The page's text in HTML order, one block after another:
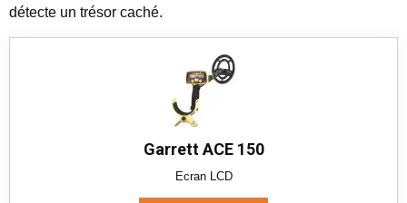
détecte un trésor caché.
Garrett ACE 150
Ecran LCD